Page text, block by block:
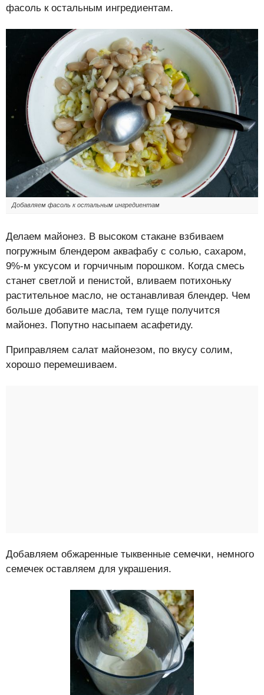
фасоль к остальным ингредиентам.
Добавляем фасоль к остальным ингредиентам
Делаем майонез. В высоком стакане взбиваем
погружным блендером аквафабу с солью, сахаром,
9%-м уксусом и горчичным порошком. Когда смесь
станет светлой и пенистой, вливаем потихоньку
растительное масло, не останавливая блендер. Чем
больше добавите масла, тем гуще получится
майонез. Попутно насыпаем асафетиду.
Приправляем салат майонезом, по вкусу солим,
хорошо перемешиваем.
Добавляем обжаренные тыквенные семечки, немного
семечек оставляем для украшения.